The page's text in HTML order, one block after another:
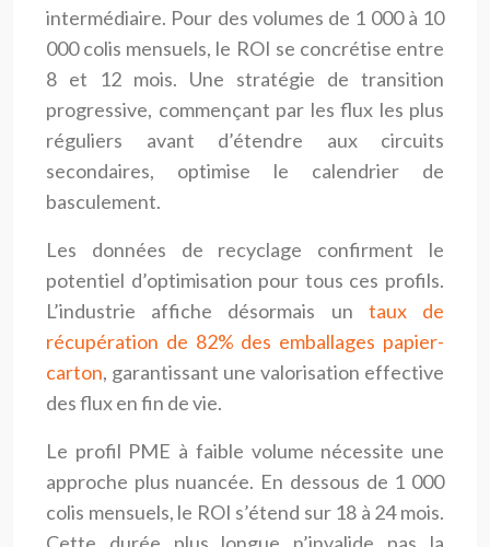
intermédiaire. Pour des volumes de 1 000 à 10
000 colis mensuels, le ROI se concrétise entre
8 et 12 mois. Une stratégie de transition
progressive, commençant par les flux les plus
réguliers avant d’étendre aux circuits
secondaires, optimise le calendrier de
basculement.
Les données de recyclage confirment le
potentiel d’optimisation pour tous ces profils.
L’industrie affiche désormais un taux de
récupération de 82% des emballages papier-
carton, garantissant une valorisation effective
des flux en fin de vie.
Le profil PME à faible volume nécessite une
approche plus nuancée. En dessous de 1 000
colis mensuels, le ROI s’étend sur 18 à 24 mois.